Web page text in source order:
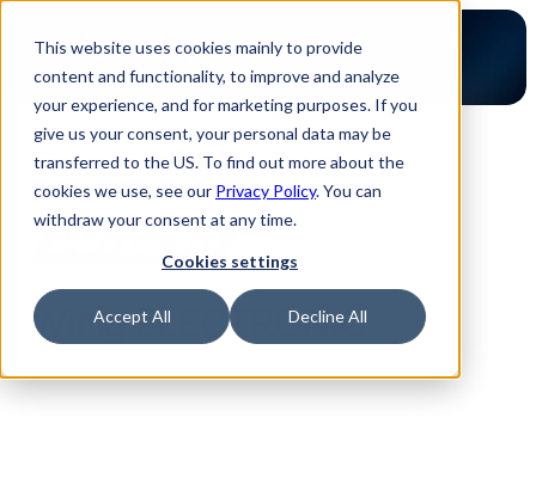
This website uses cookies mainly to provide
content and functionality, to improve and analyze
your experience, and for marketing purposes. If you
give us your consent, your personal data may be
transferred to the US. To find out more about the
cookies we use, see our Privacy Policy. You can
withdraw your consent at any time.
Cookies settings
Accept All Decline All
Zurück zur Partner Übersicht
Wittig ELECTRONIC